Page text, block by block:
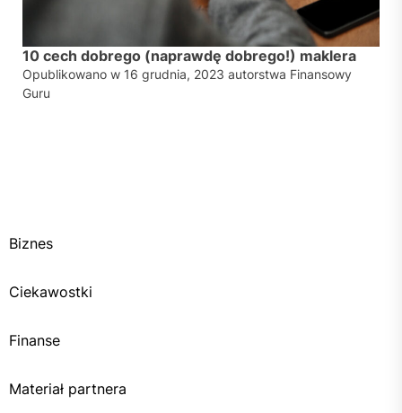
10 cech dobrego (naprawdę dobrego!) maklera
Opublikowano w 16 grudnia, 2023 autorstwa Finansowy
Guru
Biznes
Ciekawostki
Finanse
Materiał partnera